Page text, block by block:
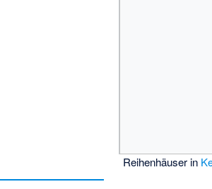
Reihenhäuser in